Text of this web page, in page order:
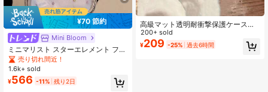
¥70 節約
Mini Bloom
ミニマリスト スターエレメント ファ
ッション スマホケース スター ミニ
マリスト インディ カラフル プラネ
ット リム 保護スマホケース iPhone
17 Pro Max、16 Plus、15 Plus対応
売り切れ間近！
1.6k+ sold
¥566 -11% 残り2日
高級マット透明耐衝撃保護ケース、1
7 Pro Max、17 Pro、17、16 Pro Ma
x、15、14、13、12 Pro Max、11に
適合、落下防止バックカバー
200+ sold
¥209 -25% 過去6時間